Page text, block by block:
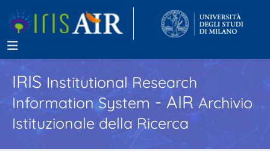
IRISInstitutional Research
Information System - AIR Archivio
Istituzionale della Ricerca